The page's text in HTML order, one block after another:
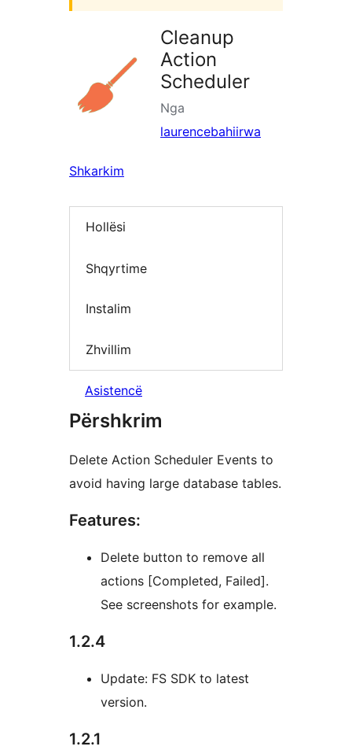
Cleanup
Action
Scheduler
Nga
laurencebahiirwa
Shkarkim
Hollësi
Shqyrtime
Instalim
Zhvillim
Asistencë
Përshkrim
Delete Action Scheduler Events to
avoid having large database tables.
Features:
Delete button to remove all
actions [Completed, Failed].
See screenshots for example.
1.2.4
Update: FS SDK to latest
version.
1.2.1